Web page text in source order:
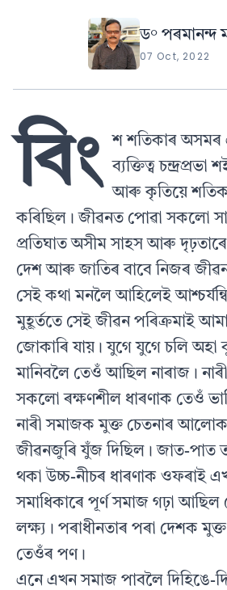
ড° পৰমানন্দ
07 Oct, 2022
বিং
শ শতিকাৰ অসমৰ
ব্যক্তিত্ব চন্দ্ৰপ্ৰভা
আৰু কৃতিয়ে
কৰিছিল। জীৱনত পোৱা সকলো
প্ৰতিঘাত অসীম সাহস আৰু
দেশ আৰু জাতিৰ বাবে নিজৰ
সেই কথা মনলৈ আহিলেই
মুহূৰ্ততে সেই জীৱন পৰিক্ৰমাই
জোকাৰি যায়। যুগে যুগে চলি অহা
মানিবলৈ তেওঁ আছিল নাৰাজ।
সকলো ৰক্ষণশীল ধাৰণাক তেওঁ
নাৰী সমাজক মুক্ত চেতনাৰ
জীৱনজুৰি যুঁজ দিছিল। জাত-পাত
থকা উচ্চ-নীচৰ ধাৰণাক ওফৰাই
সমাধিকাৰে পূৰ্ণ সমাজ গঢ়া আছিল
লক্ষ্য। পৰাধীনতাৰ পৰা দেশক
তেওঁৰ পণ।
এনে এখন সমাজ পাবলৈ দিহিঙে-